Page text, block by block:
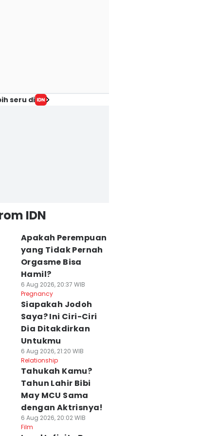
seru di
IDN
Apakah Perempuan
yang Tidak Pernah
Orgasme Bisa
Hamil?
6 Aug 2026, 20:37 WIB
Pregnancy
Siapakah Jodoh
Saya? Ini Ciri-Ciri
Dia Ditakdirkan
Untukmu
6 Aug 2026, 21:20 WIB
Relationship
Tahukah Kamu?
Tahun Lahir Bibi
May MCU Sama
dengan Aktrisnya!
6 Aug 2026, 20:02 WIB
Film